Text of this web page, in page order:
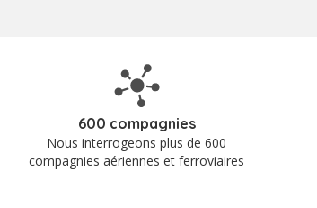
600 compagnies
Nous interrogeons plus de 600
compagnies aériennes et ferroviaires